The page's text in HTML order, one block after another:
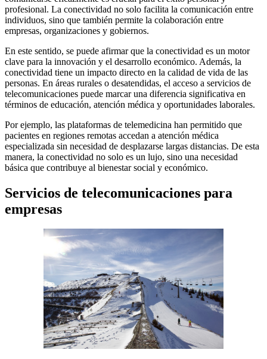
profesional. La conectividad no solo facilita la comunicación entre
individuos, sino que también permite la colaboración entre
empresas, organizaciones y gobiernos.
En este sentido, se puede afirmar que la conectividad es un motor
clave para la innovación y el desarrollo económico. Además, la
conectividad tiene un impacto directo en la calidad de vida de las
personas. En áreas rurales o desatendidas, el acceso a servicios de
telecomunicaciones puede marcar una diferencia significativa en
términos de educación, atención médica y oportunidades laborales.
Por ejemplo, las plataformas de telemedicina han permitido que
pacientes en regiones remotas accedan a atención médica
especializada sin necesidad de desplazarse largas distancias. De esta
manera, la conectividad no solo es un lujo, sino una necesidad
básica que contribuye al bienestar social y económico.
Servicios de telecomunicaciones para
empresas